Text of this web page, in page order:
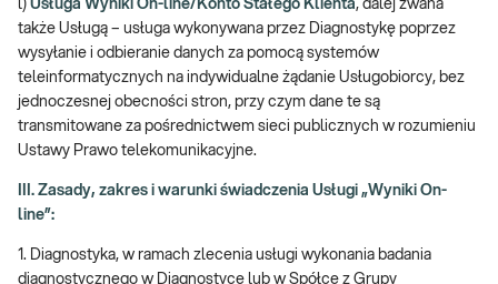
l) Usługa Wyniki On-line/Konto Stałego Klienta, dalej zwana
także Usługą – usługa wykonywana przez Diagnostykę poprzez
wysyłanie i odbieranie danych za pomocą systemów
teleinformatycznych na indywidualne żądanie Usługobiorcy, bez
jednoczesnej obecności stron, przy czym dane te są
transmitowane za pośrednictwem sieci publicznych w rozumieniu
Ustawy Prawo telekomunikacyjne.
III. Zasady, zakres i warunki świadczenia Usługi „Wyniki On-
line”:
1. Diagnostyka, w ramach zlecenia usługi wykonania badania
diagnostycznego w Diagnostyce lub w Spółce z Grupy